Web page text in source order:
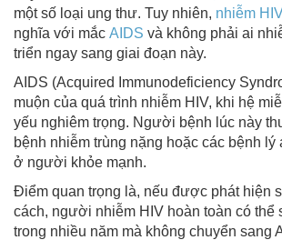
một số loại ung thư. Tuy nhiên, nhiễm
nghĩa với mắc AIDS và không phải ai
triển ngay sang giai đoạn này.
AIDS (Acquired Immunodeficiency
muộn của quá trình nhiễm HIV, khi hệ
yếu nghiêm trọng. Người bệnh lúc này
bệnh nhiễm trùng nặng hoặc các bệnh lý
ở người khỏe mạnh.
Điểm quan trọng là, nếu được phát hiện
cách, người nhiễm HIV hoàn toàn có thể
trong nhiều năm mà không chuyển sang